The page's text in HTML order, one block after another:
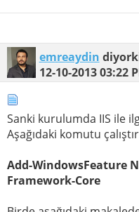
emreaydin
12-10-201303:22
Sanki kurulumda IIS ile
Aşağıdaki komutu
Add-WindowsFeature
Framework-Core